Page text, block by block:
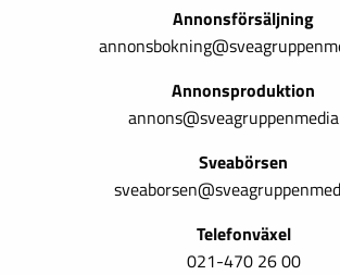
Annonsförsäljning
Annonsproduktion
Sveabörsen
Telefonväxel
021-470 26 00